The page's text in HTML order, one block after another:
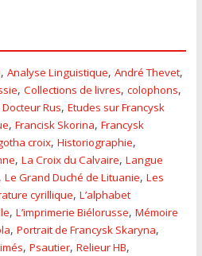
, Analyse Linguistique, André Thevet,
, Collections de livres, colophons,
Docteur Rus, Etudes sur Francysk
, Francisk Skorina, Francysk
croix, Historiographie,
, La Croix du Calvaire, Langue
, Le Grand Duché de Lituanie, Les
cyrillique, L’alphabet
, L’imprimerie Biélorusse, Mémoire
, Portrait de Francysk Skaryna,
, Psautier, Relieur HB,